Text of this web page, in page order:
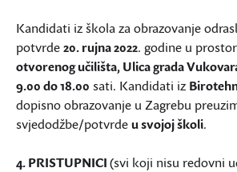
Kandidati iz škola za obrazovanje
potvrde20. rujna 2022. godine u
otvorenog učilišta, Ulica grada
9.00 do 18.00 sati. Kandidati iz
dopisno obrazovanje u Zagrebu
svjedodžbe/potvrdeu svojoj školi.
4. PRISTUPNICI(svi koji nisu redovni